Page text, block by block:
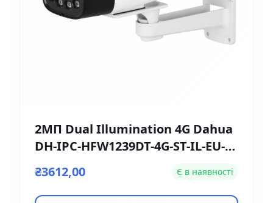
2МП Dual Illumination 4G Dahua
DH-IPC-HFW1239DT-4G-ST-IL-EU-B
₴3612,00 Є в наявності